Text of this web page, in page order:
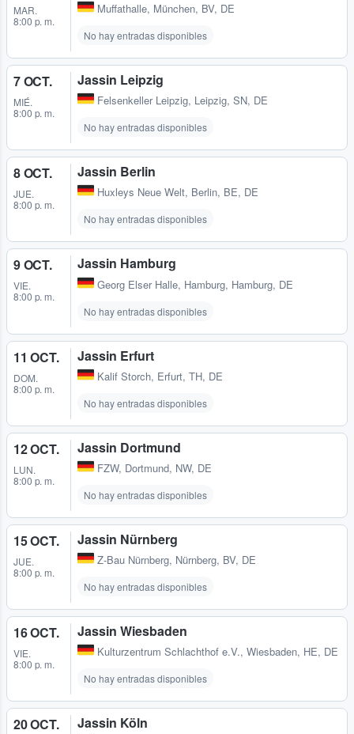
MAR.
8:00 p. m.
Muffathalle, München, BV, DE
No hay entradas disponibles
7 OCT.
MIÉ.
8:00 p. m.
Jassin Leipzig
Felsenkeller Leipzig, Leipzig, SN, DE
No hay entradas disponibles
8 OCT.
JUE.
8:00 p. m.
Jassin Berlin
Huxleys Neue Welt, Berlin, BE, DE
No hay entradas disponibles
9 OCT.
VIE.
8:00 p. m.
Jassin Hamburg
Georg Elser Halle, Hamburg, Hamburg, DE
No hay entradas disponibles
11 OCT.
DOM.
8:00 p. m.
Jassin Erfurt
Kalif Storch, Erfurt, TH, DE
No hay entradas disponibles
12 OCT.
LUN.
8:00 p. m.
Jassin Dortmund
FZW, Dortmund, NW, DE
No hay entradas disponibles
15 OCT.
JUE.
8:00 p. m.
Jassin Nürnberg
Z-Bau Nürnberg, Nürnberg, BV, DE
No hay entradas disponibles
16 OCT.
VIE.
8:00 p. m.
Jassin Wiesbaden
Kulturzentrum Schlachthof e.V., Wiesbaden, HE, DE
No hay entradas disponibles
20 OCT. Jassin Köln